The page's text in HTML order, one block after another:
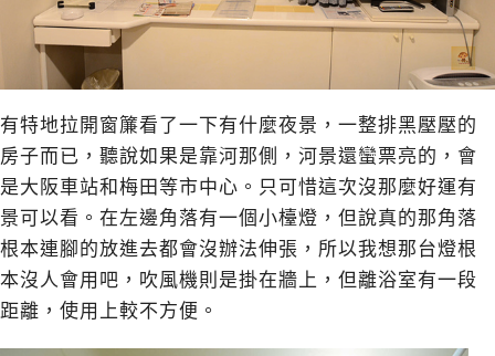
有特地拉開窗簾看了一下有什麼夜景，一整排黑壓壓的
房子而已，聽說如果是靠河那側，河景還蠻票亮的，會
是大阪車站和梅田等市中心。只可惜這次沒那麼好運有
景可以看。在左邊角落有一個小檯燈，但說真的那角落
根本連腳的放進去都會沒辦法伸張，所以我想那台燈根
本沒人會用吧，吹風機則是掛在牆上，但離浴室有一段
距離，使用上較不方便。